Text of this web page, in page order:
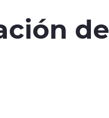
de